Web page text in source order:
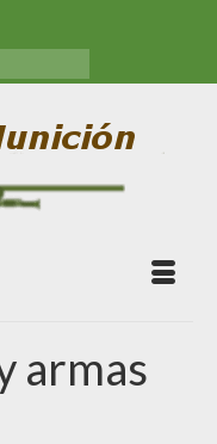
armas